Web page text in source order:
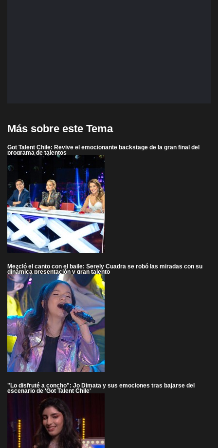
Más sobre este Tema
Got Talent Chile: Revive el emocionante backstage de la gran final del
programa de talentos
Mezcló el canto con el baile: Serely Cuadra se robó las miradas con su
dinámica presentación y gran talento
"Lo disfruté a concho": Jo Dimata y sus emociones tras bajarse del
escenario de 'Got Talent Chile'